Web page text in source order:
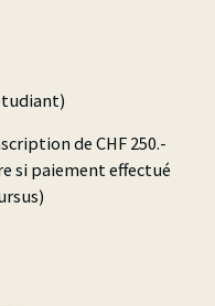
de CHF 250.-
si paiement effectué